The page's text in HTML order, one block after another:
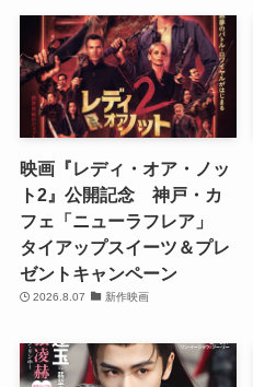
映画『レディ・オア・ノッ
ト2』公開記念 神戸・カ
フェ「ニューラフレア」
タイアップスイーツ＆プレ
ゼントキャンペーン
2026.8.07 新作映画